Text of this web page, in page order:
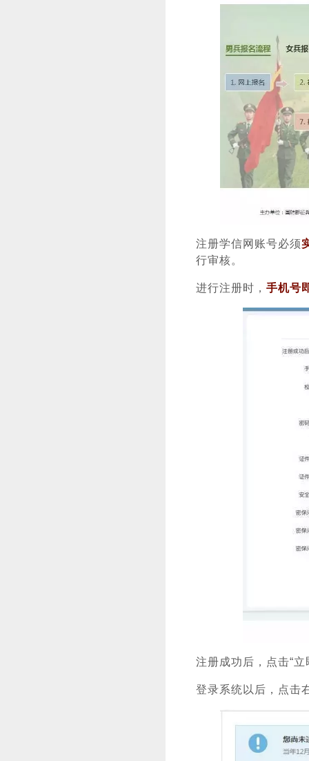
注册学信网账号必须
行审核。
进行注册时， 手机号
注册成功后，点击“
登录系统以后，点击